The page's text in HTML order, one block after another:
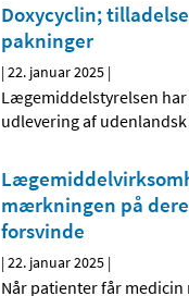
Doxycyclin;
pakninger
|22. januar 2025 |
Lægemiddelstyrelsen
udlevering af
mærkningen på
forsvinde
|22. januar 2025 |
Når patienter får medicin